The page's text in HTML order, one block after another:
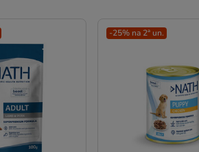
-25% na 2ª un.